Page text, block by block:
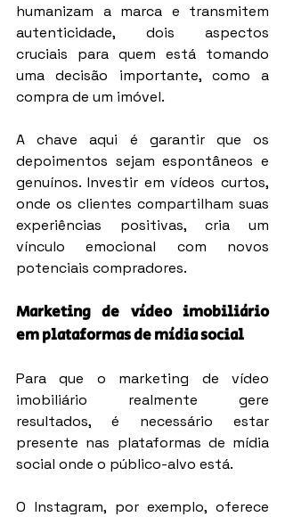
humanizam a marca e transmitem
autenticidade, dois aspectos
cruciais para quem está tomando
uma decisão importante, como a
compra de um imóvel.
A chave aqui é garantir que os
depoimentos sejam espontâneos e
genuínos. Investir em vídeos curtos,
onde os clientes compartilham suas
experiências positivas, cria um
vínculo emocional com novos
potenciais compradores.
Marketing de vídeo imobiliário
em plataformas de mídia social
Para que o marketing de vídeo
imobiliário realmente gere
resultados, é necessário estar
presente nas plataformas de mídia
social onde o público-alvo está.
O Instagram, por exemplo, oferece